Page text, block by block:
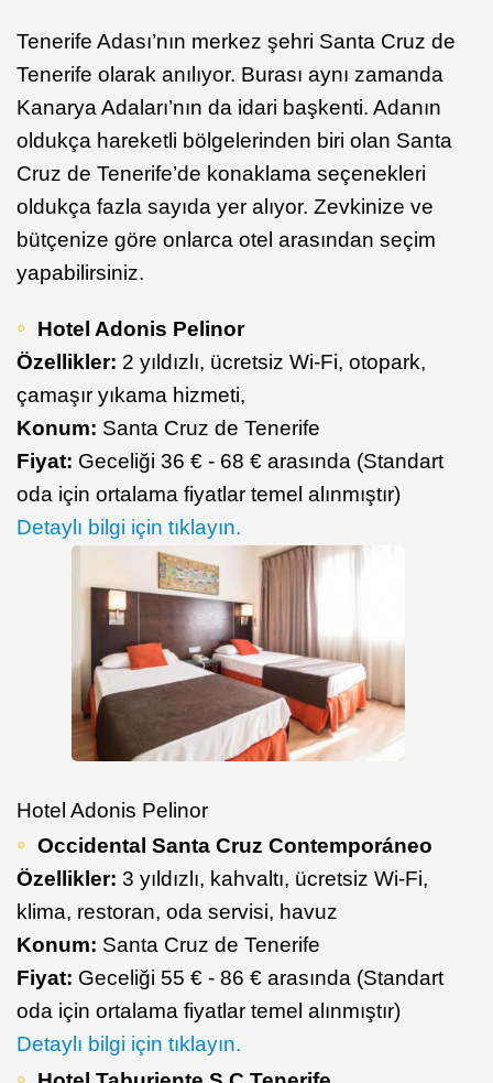
Tenerife Adası’nın merkez şehri Santa Cruz de
Tenerife olarak anılıyor. Burası aynı zamanda
Kanarya Adaları’nın da idari başkenti. Adanın
oldukça hareketli bölgelerinden biri olan Santa
Cruz de Tenerife’de konaklama seçenekleri
oldukça fazla sayıda yer alıyor. Zevkinize ve
bütçenize göre onlarca otel arasından seçim
yapabilirsiniz.
Hotel Adonis Pelinor
Özellikler: 2 yıldızlı, ücretsiz Wi-Fi, otopark,
çamaşır yıkama hizmeti,
Konum: Santa Cruz de Tenerife
Fiyat: Geceliği 36 € - 68 € arasında (Standart
oda için ortalama fiyatlar temel alınmıştır)
Detaylı bilgi için tıklayın.
Hotel Adonis Pelinor
Occidental Santa Cruz Contemporáneo
Özellikler: 3 yıldızlı, kahvaltı, ücretsiz Wi-Fi,
klima, restoran, oda servisi, havuz
Konum: Santa Cruz de Tenerife
Fiyat: Geceliği 55 € - 86 € arasında (Standart
oda için ortalama fiyatlar temel alınmıştır)
Detaylı bilgi için tıklayın.